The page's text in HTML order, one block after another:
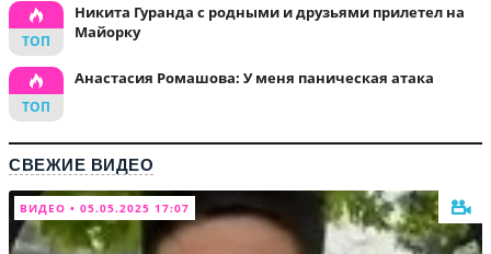
Никита Гуранда с родными и друзьями прилетел на
Майорку
Анастасия Ромашова: У меня паническая атака
СВЕЖИЕ ВИДЕО
ВИДЕО • 05.05.2025 17:07